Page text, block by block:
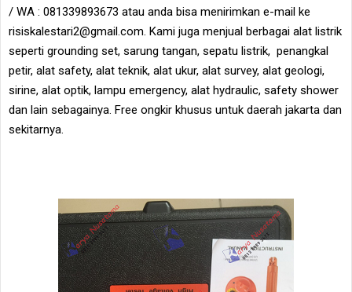
/ WA : 081339893673 atau anda bisa menirimkan e-mail ke
risiskalestari2@gmail.com. Kami juga menjual berbagai alat listrik
seperti grounding set, sarung tangan, sepatu listrik, penangkal
petir, alat safety, alat teknik, alat ukur, alat survey, alat geologi,
sirine, alat optik, lampu emergency, alat hydraulic, safety shower
dan lain sebagainya. Free ongkir khusus untuk daerah jakarta dan
sekitarnya.